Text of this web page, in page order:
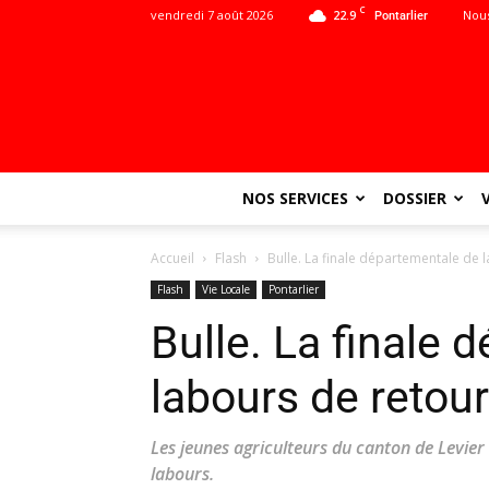
22.9 C Pontarlier
vendredi 7 août 2026
NOS SERVICES DOSSIER
Accueil Flash Bulle. La finale départementale
Flash Vie Locale Pontarlier
Bulle. La finale
labours de
Les jeunes agriculteurs du canton de
labours.